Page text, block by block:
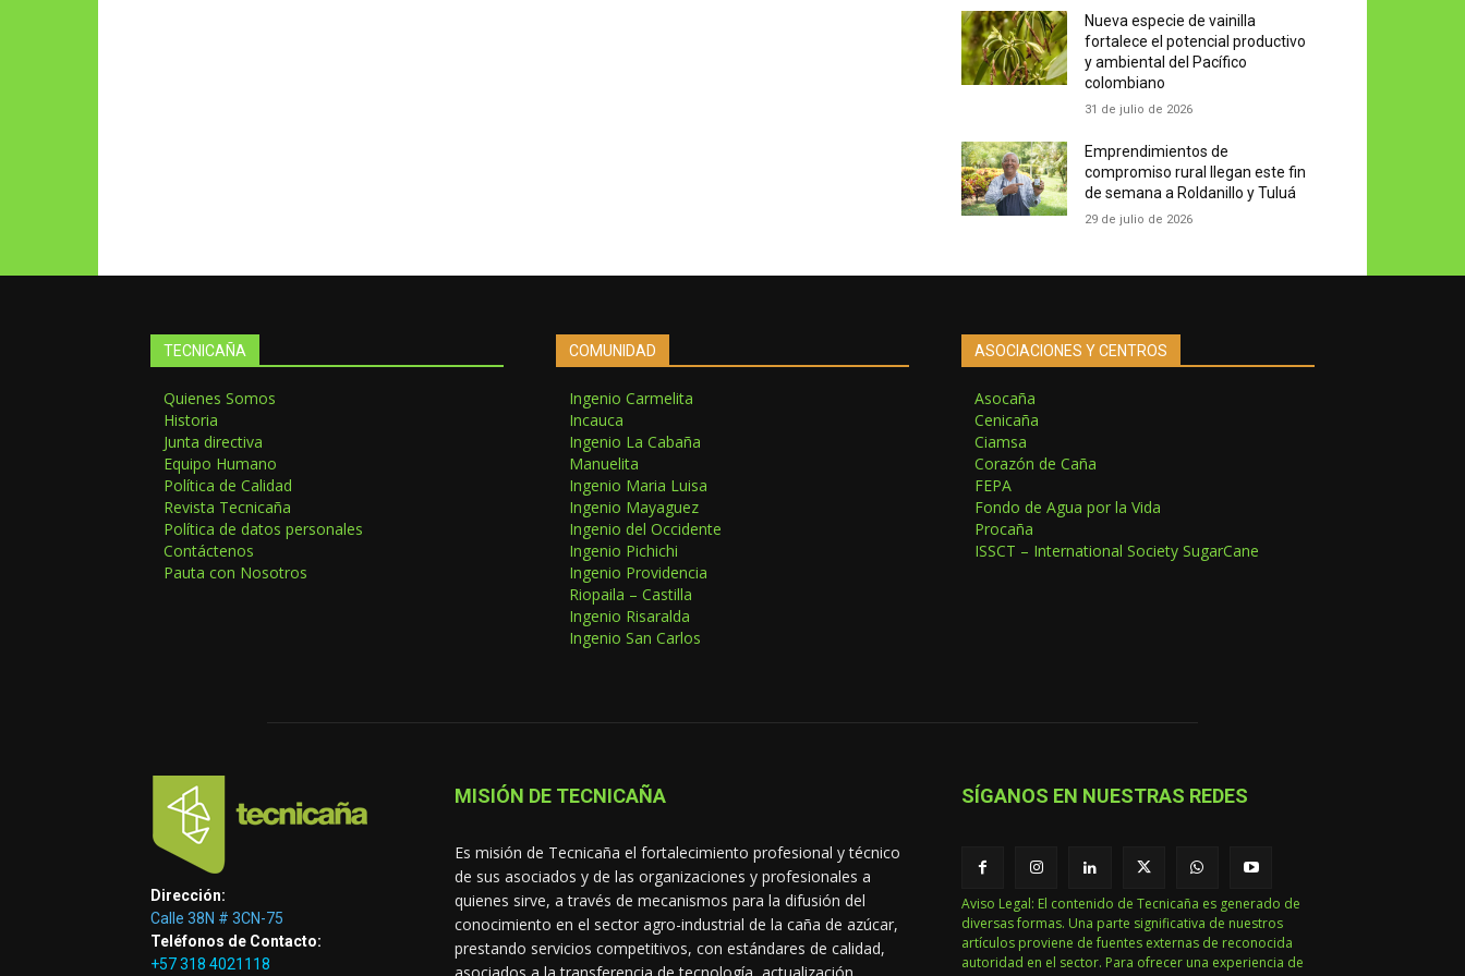
Nueva especie de vainilla
fortalece el potencial productivo
y ambiental del Pacífico
colombiano
31 de julio de 2026
Emprendimientos de
compromiso rural llegan este fin
de semana a Roldanillo y Tuluá
29 de julio de 2026
TECNICAÑA
Quienes Somos
Historia
Junta directiva
Equipo Humano
Política de Calidad
Revista Tecnicaña
Política de datos personales
Contáctenos
Pauta con Nosotros
COMUNIDAD
Ingenio Carmelita
Incauca
Ingenio La Cabaña
Manuelita
Ingenio Maria Luisa
Ingenio Mayaguez
Ingenio del Occidente
Ingenio Pichichi
Ingenio Providencia
Riopaila – Castilla
Ingenio Risaralda
Ingenio San Carlos
ASOCIACIONES Y CENTROS
Asocaña
Cenicaña
Ciamsa
Corazón de Caña
FEPA
Fondo de Agua por la Vida
Procaña
ISSCT – International Society SugarCane
Dirección:
Calle 38N # 3CN-75
Teléfonos de Contacto:
+57 318 4021118
MISIÓN DE TECNICAÑA
Es misión de Tecnicaña el fortalecimiento profesional y técnico
de sus asociados y de las organizaciones y profesionales a
quienes sirve, a través de mecanismos para la difusión del
conocimiento en el sector agro-industrial de la caña de azúcar,
prestando servicios competitivos, con estándares de calidad,
SÍGANOS EN NUESTRAS REDES
Aviso Legal: El contenido de Tecnicaña es generado de
diversas formas. Una parte significativa de nuestros
artículos proviene de fuentes externas de reconocida
autoridad en el sector. Para ofrecer una experiencia de